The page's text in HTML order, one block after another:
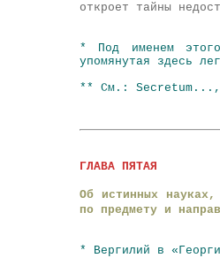
откроет тайны
* Под именем
упомянутая здесь
** См.:
ГЛАВА ПЯТАЯ
Об истинных
по предмету и
* Вергилий в